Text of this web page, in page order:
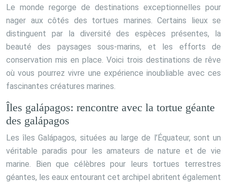
Le monde regorge de destinations exceptionnelles pour
nager aux côtés des tortues marines. Certains lieux se
distinguent par la diversité des espèces présentes, la
beauté des paysages sous-marins, et les efforts de
conservation mis en place. Voici trois destinations de rêve
où vous pourrez vivre une expérience inoubliable avec ces
fascinantes créatures marines.
Îles galápagos: rencontre avec la tortue géante
des galápagos
Les îles Galápagos, situées au large de l’Équateur, sont un
véritable paradis pour les amateurs de nature et de vie
marine. Bien que célèbres pour leurs tortues terrestres
géantes, les eaux entourant cet archipel abritent également